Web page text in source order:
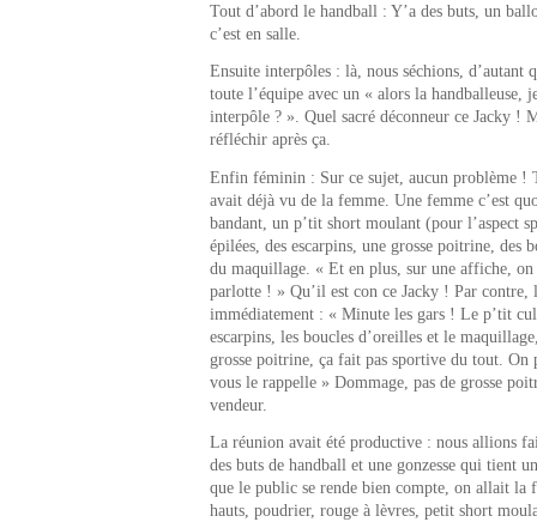
Tout d’abord le handball : Y’a des buts, un
c’est en salle.
Ensuite interpôles : là, nous séchions, d’autant
toute l’équipe avec un « alors la handballeuse,
interpôle ? ». Quel sacré déconneur ce Jacky !
réfléchir après ça.
Enfin féminin : Sur ce sujet, aucun problème !
avait déjà vu de la femme. Une femme c’est
bandant, un p’tit short moulant (pour l’aspect
épilées, des escarpins, une grosse poitrine, des
du maquillage. « Et en plus, sur une affiche, on
parlotte ! » Qu’il est con ce Jacky ! Par contre,
immédiatement : « Minute les gars ! Le p’tit
escarpins, les boucles d’oreilles et le
grosse poitrine, ça fait pas sportive du tout. On
vous le rappelle » Dommage, pas de grosse
vendeur.
La réunion avait été productive : nous allions
des buts de handball et une gonzesse qui tient
que le public se rende bien compte, on allait la
hauts, poudrier, rouge à lèvres, petit short